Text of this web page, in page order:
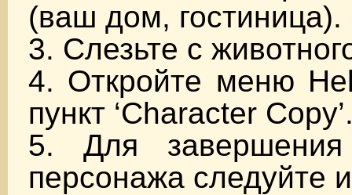
(ваш дом, гостиница).
3. Слезьте с
4. Откройте меню
пункт ‘Character
5. Для завершения
персонажа следуйте